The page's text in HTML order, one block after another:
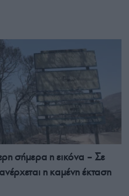
σήμερα η εικόνα – Σε
η καμένη έκταση